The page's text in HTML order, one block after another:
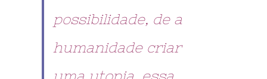
possibilidade, de a
humanidade criar